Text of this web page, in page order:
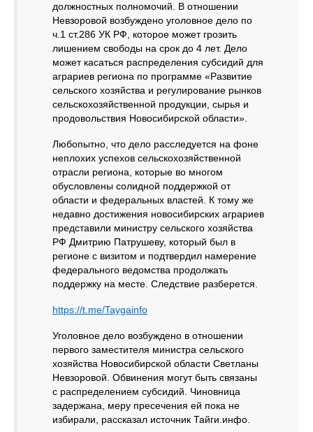
должностных полномочий. В отношении
Невзоровой возбуждено уголовное дело по
ч.1 ст.286 УК РФ, которое может грозить
лишением свободы на срок до 4 лет. Дело
может касаться распределения субсидий для
аграриев региона по программе «Развитие
сельского хозяйства и регулирование рынков
сельскохозяйственной продукции, сырья и
продовольствия Новосибирской области».
Любопытно, что дело расследуется на фоне
неплохих успехов сельскохозяйственной
отрасли региона, которые во многом
обусловлены солидной поддержкой от
области и федеральных властей. К тому же
недавно достижения новосибирских аграриев
представили министру сельского хозяйства
РФ Дмитрию Патрушеву, который был в
регионе с визитом и подтвердил намерение
федерального ведомства продолжать
поддержку на месте. Следствие разберется.
https://t.me/Taygainfo
Уголовное дело возбуждено в отношении
первого заместителя министра сельского
хозяйства Новосибирской области Светланы
Невзоровой. Обвинения могут быть связаны
с распределением субсидий. Чиновница
задержана, меру пресечения ей пока не
избирали, рассказал источник Тайги.инфо.